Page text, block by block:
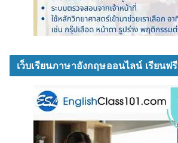
เว็บเรียนภาษาอังกฤษออนไลน์ เรียนฟรี